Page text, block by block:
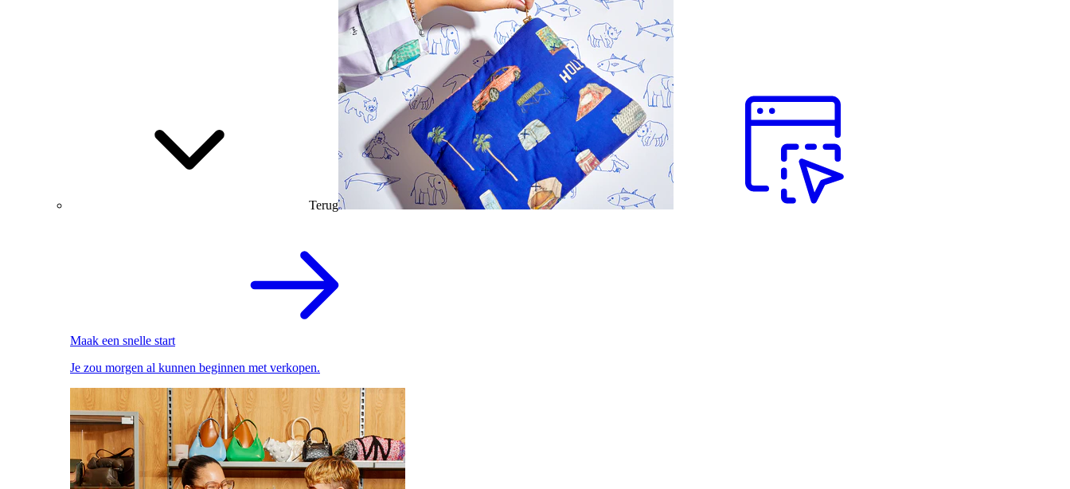
Terug
Maak een snelle start
Je zou morgen al kunnen beginnen met verkopen.